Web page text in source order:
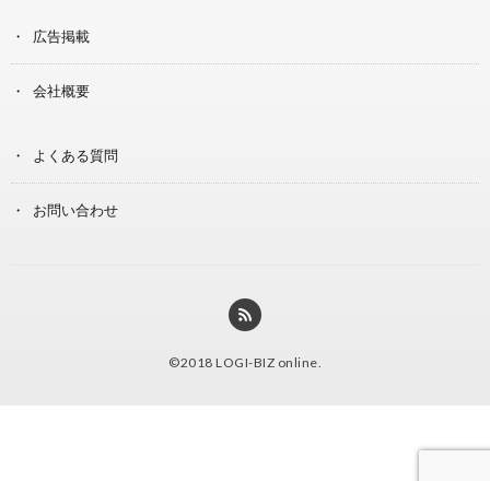
広告掲載
会社概要
よくある質問
お問い合わせ
©2018 LOGI-BIZ online